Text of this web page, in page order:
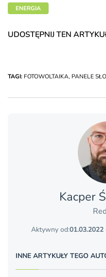
ENERGIA
UDOSTĘPNIJ TEN
TAGI: FOTOWOLTAIKA, PANELE
Kacper
Aktywny od:01.03.2022
INNE ARTYKUŁY TEGO